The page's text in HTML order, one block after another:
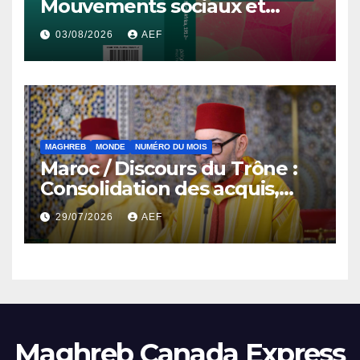
Mouvements sociaux et
démocratisation en Afrique
du Nord, 1912-2024
03/08/2026 AEF
MAGHREB MONDE NUMÉRO DU MOIS
Maroc / Discours du Trône :
Consolidation des acquis,
résilience économique et
affirmation d’une
souveraineté stratégique
29/07/2026 AEF